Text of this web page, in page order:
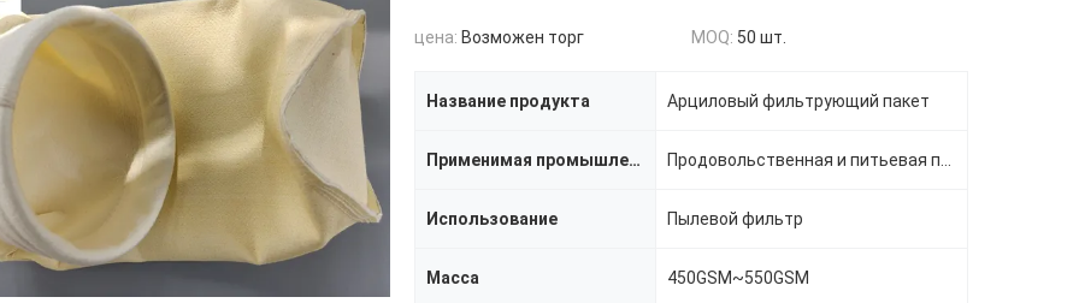
цена: Возможен торг MOQ: 50 шт.
Название продукта Арциловый фильтрующий пакет
Применимая промышленность
Использование Пылевой фильтр
Масса 450GSM~550GSM